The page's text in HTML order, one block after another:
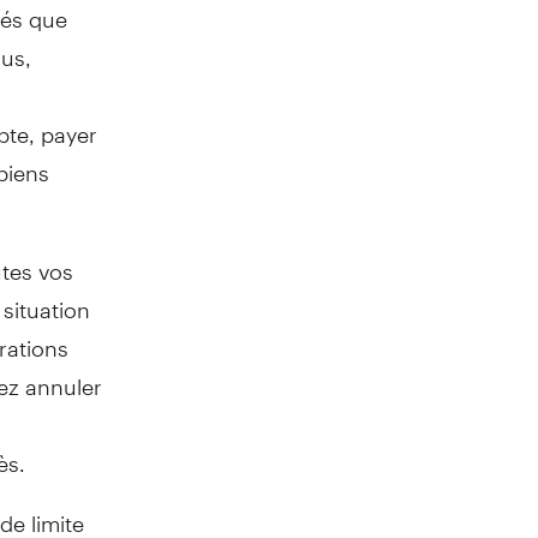
payer
vos
annuler
limite